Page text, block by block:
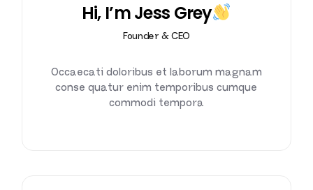
Hi, I’m Jess Grey
Founder & CEO
Occaecati doloribus et laborum magnam
conse quatur enim temporibus cumque
commodi tempora